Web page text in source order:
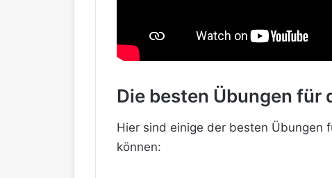
Die besten Übungen für
Hier sind einige der besten Übungen
können: